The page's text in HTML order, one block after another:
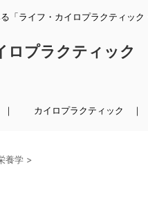
「ライフ・カイロプラクティック
ロプラクティッ
カイロプラクティック ｜
養学 >